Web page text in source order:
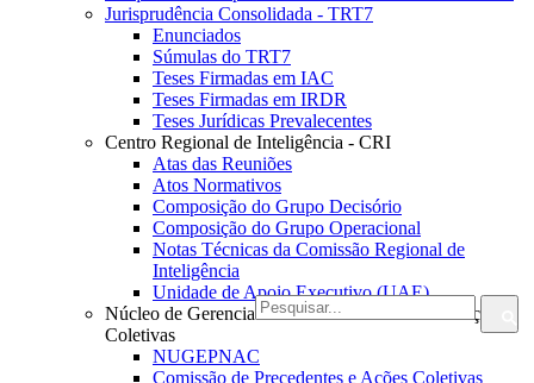
Jurisprudência Consolidada - TRT7
Enunciados
Súmulas do TRT7
Teses Firmadas em IAC
Teses Firmadas em IRDR
Teses Jurídicas Prevalecentes
Centro Regional de Inteligência - CRI
Atas das Reuniões
Atos Normativos
Composição do Grupo Decisório
Composição do Grupo Operacional
Notas Técnicas da Comissão Regional de
Inteligência
Unidade de Apoio Executivo (UAE)
Núcleo de Gerenciamento de Precedentes e de Ações
Coletivas
NUGEPNAC
Comissão de Precedentes e Ações Coletivas